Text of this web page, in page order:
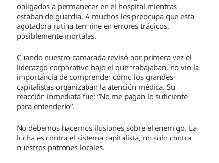
obligados a permanecer en el hospital mientras
estaban de guardia. A muchos les preocupa que esta
agotadora rutina termine en errores trágicos,
posiblemente mortales.
Cuando nuestro camarada revisó por primera vez el
liderazgo corporativo bajo el que trabajaban, no vio la
importancia de comprender cómo los grandes
capitalistas organizaban la atención médica. Su
reacción inmediata fue: “No me pagan lo suficiente
para entenderlo”.
No debemos hacernos ilusiones sobre el enemigo. La
lucha es contra el sistema capitalista, no solo contra
nuestros patrones locales.